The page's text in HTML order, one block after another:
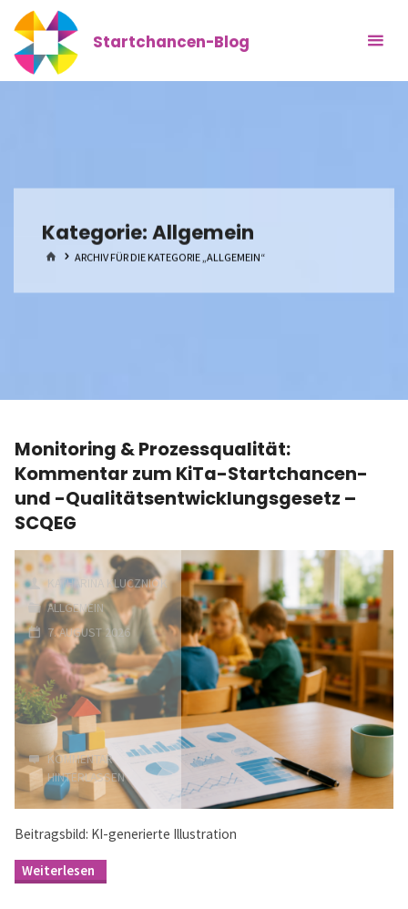
Zum
Inhalt
springen
Startchancen-Blog
Kategorie: Allgemein
START
ARCHIV FÜR DIE KATEGORIE „ALLGEMEIN“
Monitoring & Prozessqualität:
Kommentar zum KiTa-Startchancen-
und -Qualitätsentwicklungsgesetz –
SCQEG
KATHARINA KLUCZNIOK
ALLGEMEIN
7. AUGUST 2026
KOMMENTAR
HINTERLASSEN
Beitragsbild: KI-generierte Illustration
&